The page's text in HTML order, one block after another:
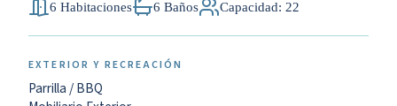
6 Habitaciones 6 Baños Capacidad: 22
EXTERIOR Y RECREACIÓN
Parrilla / BBQ